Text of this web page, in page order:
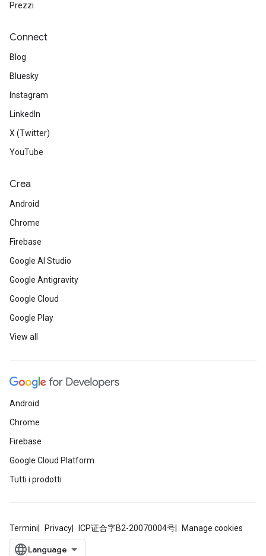
Prezzi
Connect
Blog
Bluesky
Instagram
LinkedIn
X (Twitter)
YouTube
Crea
Android
Chrome
Firebase
Google AI Studio
Google Antigravity
Google Cloud
Google Play
View all
Android
Chrome
Firebase
Google Cloud Platform
Tutti i prodotti
Termini Privacy ICP证合字B2-20070004号 Manage cookies